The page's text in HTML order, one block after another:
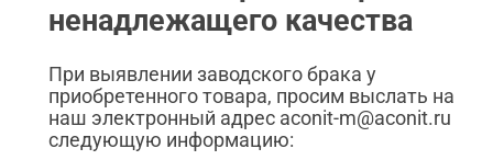
ненадлежащего качества
При выявлении заводского брака у
приобретенного товара, просим выслать на
наш электронный адрес aconit-m@aconit.ru
следующую информацию: